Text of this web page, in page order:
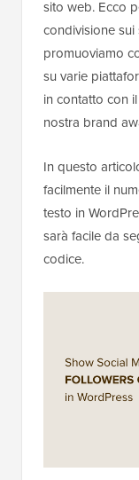
sito web. Ecco
condivisione
promuoviamo
su varie
in contatto con
nostra brand
In questo
facilmente il
testo in
sarà facile da
codice.